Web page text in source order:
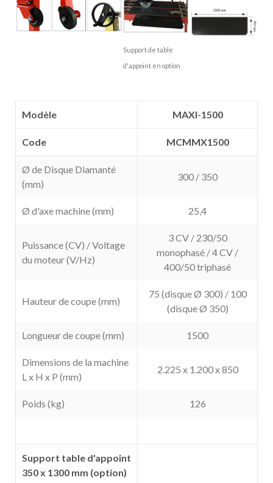
Support de table
d'appoint en option
Modèle MAXI-1500
Code MCMMX1500
Ø de Disque Diamanté
(mm)
300 / 350
Ø d'axe machine (mm) 25,4
Puissance (CV) / Voltage
du moteur (V/Hz)
3 CV / 230/50
monophasé / 4 CV /
400/50 triphasé
Hauteur de coupe (mm)
75 (disque Ø 300) / 100
(disque Ø 350)
Longueur de coupe (mm) 1500
Dimensions de la machine
L x H x P (mm)
2.225 x 1.200 x 850
Poids (kg) 126
Support table d'appoint
350 x 1300 mm (option)